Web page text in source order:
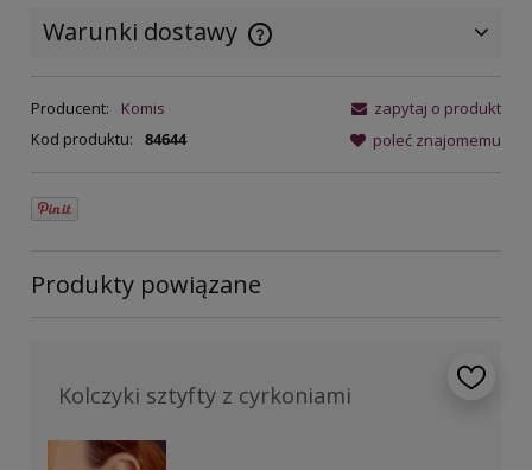
Warunki dostawy
Producent:
Komis
Kod produktu:
84644
zapytaj o produkt
poleć znajomemu
Produkty powiązane
Kolczyki sztyfty z cyrkoniami